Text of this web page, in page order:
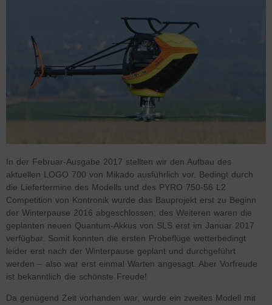
In der Februar-Ausgabe 2017 stellten wir den Aufbau des
aktuellen LOGO 700 von Mikado ausführlich vor. Bedingt durch
die Liefertermine des Modells und des PYRO 750-56 L2
Competition von Kontronik wurde das Bauprojekt erst zu Beginn
der Winterpause 2016 abgeschlossen; des Weiteren waren die
geplanten neuen Quantum-Akkus von SLS erst im Januar 2017
verfügbar. Somit konnten die ersten Probeflüge wetterbedingt
leider erst nach der Winterpause geplant und durchgeführt
werden – also war erst einmal Warten angesagt. Aber Vorfreude
ist bekanntlich die schönste Freude!
Da genügend Zeit vorhanden war, wurde ein zweites Modell mit